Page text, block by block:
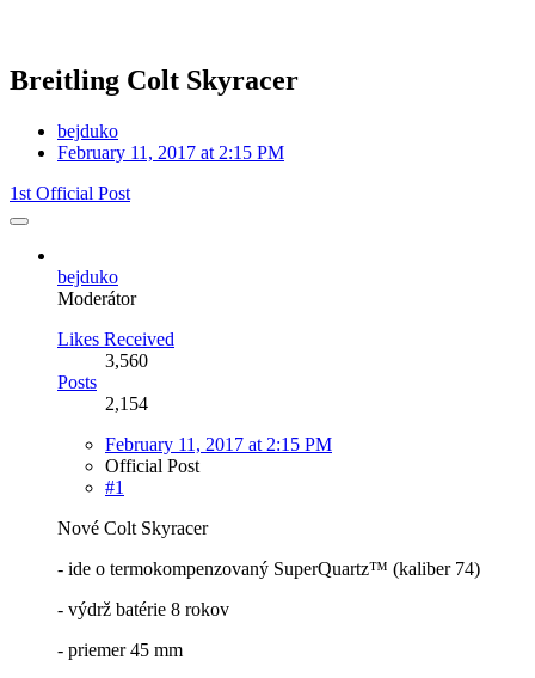
Breitling Colt Skyracer
bejduko
February 11, 2017 at 2:15 PM
1st Official Post
bejduko
Moderátor
Likes Received
3,560
Posts
2,154
February 11, 2017 at 2:15 PM
Official Post
#1
Nové Colt Skyracer
- ide o termokompenzovaný SuperQuartz™ (kaliber 74)
- výdrž batérie 8 rokov
- priemer 45 mm